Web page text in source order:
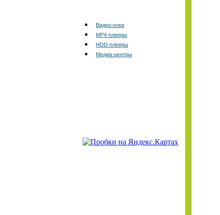
Видео-очки
MP4-плееры
HDD-плееры
Медиа-центры